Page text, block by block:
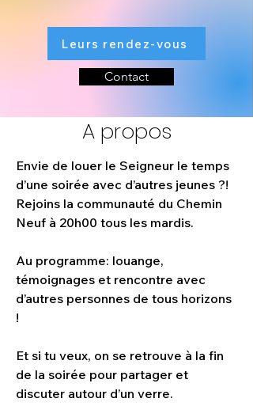
Leurs rendez-vous
Contact
A propos
Envie de louer le Seigneur le temps
d’une soirée avec d’autres jeunes ?!
Rejoins la communauté du Chemin
Neuf à 20h00 tous les mardis.
Au programme: louange,
témoignages et rencontre avec
d’autres personnes de tous horizons
!
Et si tu veux, on se retrouve à la fin
de la soirée pour partager et
discuter autour d’un verre.